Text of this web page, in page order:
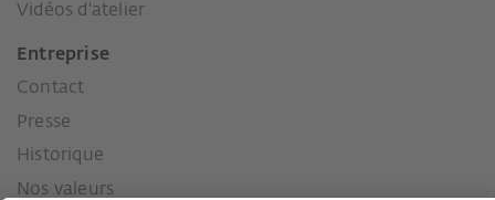
Vidéos d'atelier
Entreprise
Contact
Presse
Historique
Nos valeurs